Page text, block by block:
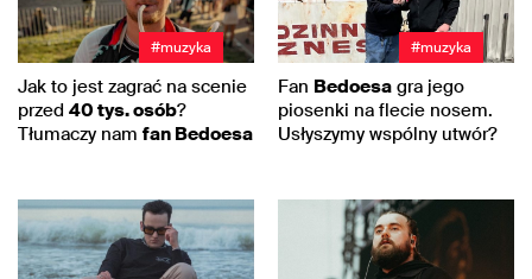
#muzyka
Jak to jest zagrać na scenie
przed 40 tys. osób?
Tłumaczy nam fan Bedoesa
#muzyka
Fan Bedoesa gra jego
piosenki na flecie nosem.
Usłyszymy wspólny utwór?